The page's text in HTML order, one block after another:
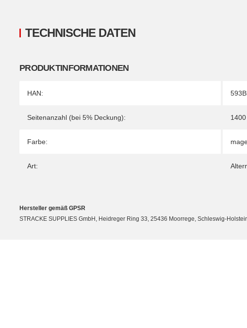
TECHNISCHE DATEN
PRODUKTINFORMATIONEN
Produkteigenschaft
Wert
HAN:
Seitenanzahl (bei 5% Deckung): 1400
Farbe:
Art:
Hersteller gemäß GPSR
STRACKE SUPPLIES GmbH, Heidreger Ring 33, 25436 Moorrege, Schleswig-